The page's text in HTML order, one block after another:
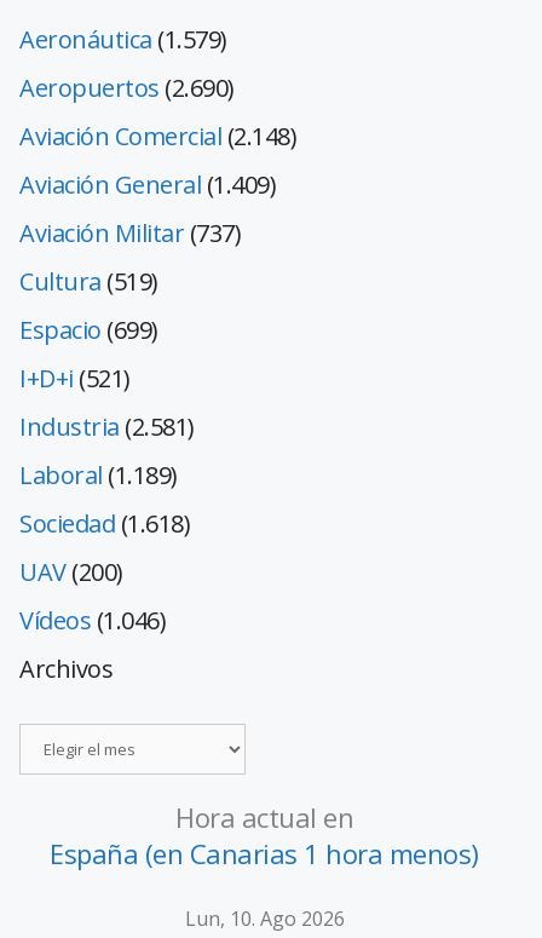
Aeronáutica (1.579)
Aeropuertos (2.690)
Aviación Comercial (2.148)
Aviación General (1.409)
Aviación Militar(737)
Cultura (519)
Espacio (699)
I+D+i (521)
Industria (2.581)
Laboral (1.189)
Sociedad (1.618)
UAV(200)
Vídeos (1.046)
Archivos
Hora actual en
España (en Canarias 1 hora menos)